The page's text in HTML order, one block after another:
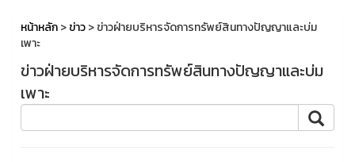
หน้าหลัก>ข่าว> ข่าวฝ่ายบริหารจัดการทรัพย์สินทางปัญญาและบ่ม
เพาะ
ข่าวฝ่ายบริหารจัดการทรัพย์สินทางปัญญาและบ่ม
เพาะ